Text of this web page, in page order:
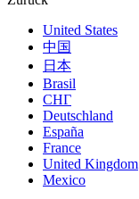
United States
中国
日本
Brasil
СНГ
Deutschland
España
France
United Kingdom
Mexico